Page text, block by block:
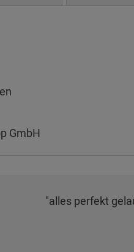
GmbH
"alles perfekt